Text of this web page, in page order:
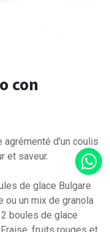
con
agrémenté d'un coulis
et saveur.
de glace Bulgare
ou un mix de granola
boules de glace